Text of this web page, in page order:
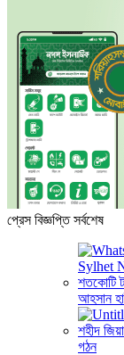
প্রেস বিজ্ঞপ্তি সর্বশেষ
শতকোটি
আহসান
শহীদ
গঠন